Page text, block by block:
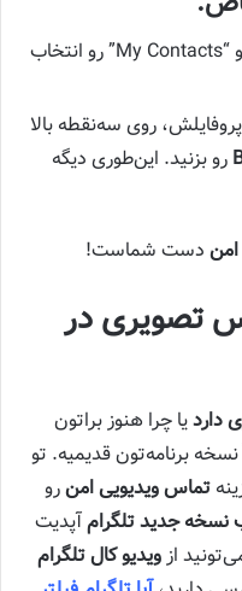
برید و “My Contacts” رو انتخاب
روی سه‌نقطه بالا
رو بزنید. این‌طوری دیگه
دست شماست!
تصویری در
داردیا چرا هنوز براتون
برنامه‌تون قدیمیه. تو
تماس ویدیویی امنرو
جدید تلگرامآپدیت
از ویدیو کال تلگرام